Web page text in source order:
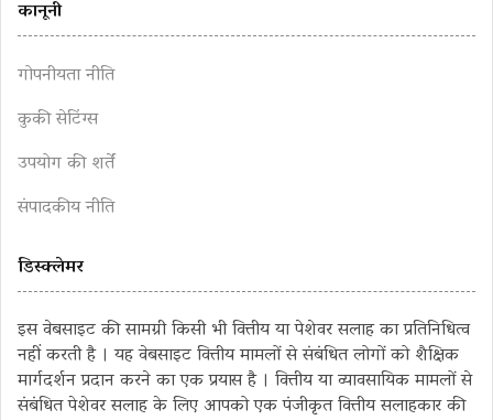
कानूनी
गोपनीयता नीति
कुकी सेटिंग्स
उपयोग की शर्तें
संपादकीय नीति
डिस्क्लेमर
इस वेबसाइट की सामग्री किसी भी वित्तीय या पेशेवर सलाह का प्रतिनिधित्व
नहीं करती है । यह वेबसाइट वित्तीय मामलों से संबंधित लोगों को शैक्षिक
मार्गदर्शन प्रदान करने का एक प्रयास है । वित्तीय या व्यावसायिक मामलों से
संबंधित पेशेवर सलाह के लिए आपको एक पंजीकृत वित्तीय सलाहकार की